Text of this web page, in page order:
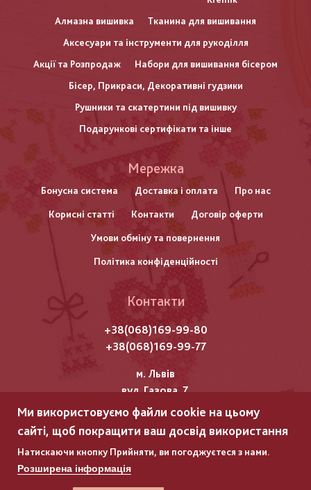
Алмазна вишивка
Тканина для вишивання
Аксесуари та інструменти для рукоділля
Акції та Розпродаж
Набори для вишивання бісером
Бісер, Прикраси, Декоративні гудзики
Рушники та скатертини під вишивку
Подарункові сертифікати та інше
нижнього
колонтитулу
Мережка
Бонусна система Доставка і оплата Про нас
Корисні статті Контакти Договір оферти
Умови обміну та повернення
Політика конфіденційності
Контакти
+38(068)169-99-80
+38(068)169-99-77
м. Львів
вул. Газова, 7
Всі права захищені "Мережка"
Copyright © 2025
Ми використовуємо файли cookie на цьому
сайті, щоб покращити ваш досвід використання
Натискаючи кнопку Прийняти, ви погоджуєтеся з нами.
Розширена інформація